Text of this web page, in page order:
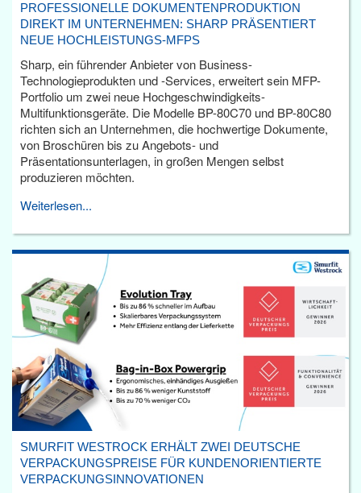
PROFESSIONELLE DOKUMENTENPRODUKTION
DIREKT IM UNTERNEHMEN: SHARP PRÄSENTIERT
NEUE HOCHLEISTUNGS-MFPS
Sharp, ein führender Anbieter von Business-
Technologieprodukten und -Services, erweitert sein MFP-
Portfolio um zwei neue Hochgeschwindigkeits-
Multifunktionsgeräte. Die Modelle BP-80C70 und BP-80C80
richten sich an Unternehmen, die hochwertige Dokumente,
von Broschüren bis zu Angebots- und
Präsentationsunterlagen, in großen Mengen selbst
produzieren möchten.
Weiterlesen...
SMURFIT WESTROCK ERHÄLT ZWEI DEUTSCHE
VERPACKUNGSPREISE FÜR KUNDENORIENTIERTE
VERPACKUNGSINNOVATIONEN